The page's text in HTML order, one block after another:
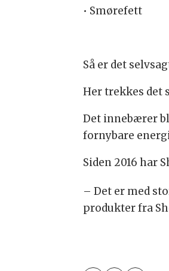
• Smørefett
Så er det
Her trekkes det
Det innebærer
fornybare
Siden 2016 har
– Det er med
produkter fra